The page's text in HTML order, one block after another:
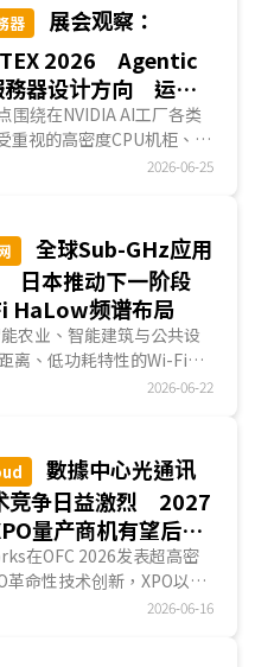
则透过
供应链，推动非NVIDIA平
连竞争正由追求高速率，
条件下..
器
展会观察：
2026 Agentic
務器设计方向 运
互连皆有重点
围绕在NVIDIA AI工厂各类
视的高密度CPU机柜、高
整机或部...
2026-06-25
全球Sub-GHz应用
日本推动下一阶段
HaLow频谱布局
农业、智能建筑与公共设
离、低功耗特性的Wi-Fi
应用价值。相较于主流Wi-
讨论850MHz频谱开放的可
球Sub-GHz无线通讯市场
2026-06-22
數據中心光通讯
竞争日益激烈 2027
量产商机有望后发
在OFC 2026发表超高密
革命性技术创新，XPO以工
延续光学模塊既有生态系优
2026-06-16